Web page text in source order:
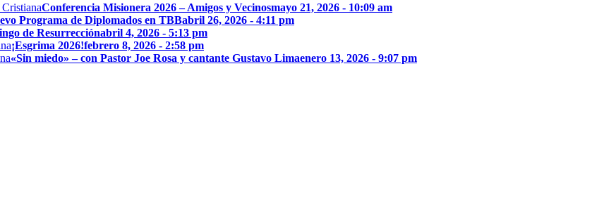
Conferencia Misionera 2026 – Amigos y Vecinosmayo 21, 2026 - 10:09 am
Programa de Diplomados en TBBabril 26, 2026 - 4:11 pm
de Resurrecciónabril 4, 2026 - 5:13 pm
¡Esgrima 2026!febrero 8, 2026 - 2:58 pm
«Sin miedo» – con Pastor Joe Rosa y cantante Gustavo Limaenero 13, 2026 - 9:07 pm